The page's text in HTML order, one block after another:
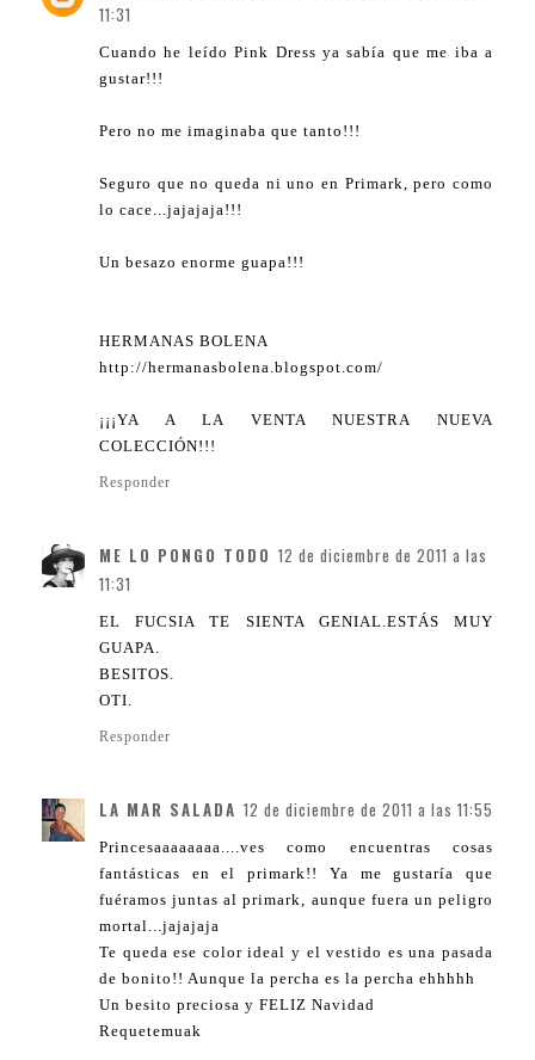
11:31
Cuando he leído Pink Dress ya sabía que me iba a
gustar!!!
Pero no me imaginaba que tanto!!!
Seguro que no queda ni uno en Primark, pero como
lo cace...jajajaja!!!
Un besazo enorme guapa!!!
HERMANAS BOLENA
http://hermanasbolena.blogspot.com/
¡¡¡YA A LA VENTA NUESTRA NUEVA
COLECCIÓN!!!
Responder
ME LO PONGO TODO 12 de diciembre de 2011 a las
11:31
EL FUCSIA TE SIENTA GENIAL.ESTÁS MUY
GUAPA.
BESITOS.
OTI.
Responder
LA MAR SALADA 12 de diciembre de 2011 a las 11:55
Princesaaaaaaaa....ves como encuentras cosas
fantásticas en el primark!! Ya me gustaría que
fuéramos juntas al primark, aunque fuera un peligro
mortal...jajajaja
Te queda ese color ideal y el vestido es una pasada
de bonito!! Aunque la percha es la percha ehhhhh
Un besito preciosa y FELIZ Navidad
Requetemuak